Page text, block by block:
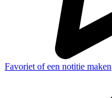
Favoriet of een notitie maken